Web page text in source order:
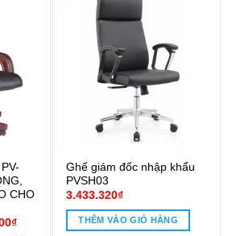
CHO
₫Giá
Ghế giám đốc nhập khẩu
PVSH03
3.433.320₫
THÊM VÀO GIỎ HÀNG